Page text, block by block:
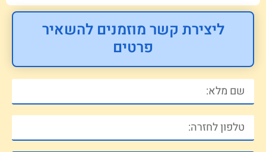
ליצירת קשר מוזמנים להשאיר
פרטים